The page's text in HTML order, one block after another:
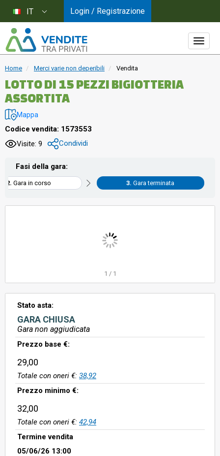
Home Merci varie non deperibili Vendita
LOTTO DI 15 PEZZI BIGIOTTERIA
ASSORTITA
Mappa
Codice vendita: 1573553
Visite: 9
Condividi
Fasi della gara:
Gara in corso Gara terminata
1 / 1
Stato asta:
GARA CHIUSA
Gara non aggiudicata
Prezzo base €:
29,00
Totale con oneri €: 38,92
Prezzo minimo €:
32,00
Totale con oneri €: 42,94
Termine vendita
05/06/26 13:00
IT Login / Registrazione